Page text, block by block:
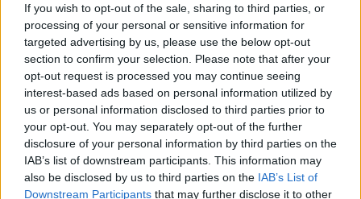
If you wish to opt-out of the sale, sharing to third parties, or
processing of your personal or sensitive information for
targeted advertising by us, please use the below opt-out
section to confirm your selection. Please note that after your
opt-out request is processed you may continue seeing
interest-based ads based on personal information utilized by
us or personal information disclosed to third parties prior to
your opt-out. You may separately opt-out of the further
disclosure of your personal information by third parties on the
IAB’s list of downstream participants. This information may
also be disclosed by us to third parties on the IAB’s List of
Downstream Participants that may further disclose it to other
Ankaraja u kërkon
Moskës dhe Kievit
armëpushim në Detin e Zi
Zelensky paralajmëron:
Rusia mund të presë deri
në 50 mijë trupa nga
Koreja e Veriut